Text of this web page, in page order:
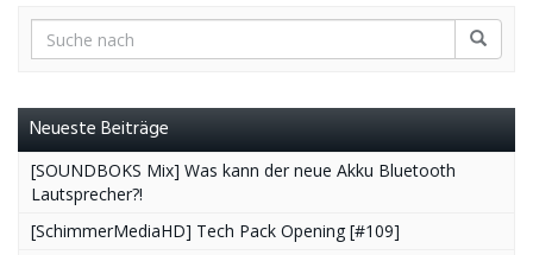
Neueste Beiträge
[SOUNDBOKS Mix] Was kann der neue Akku Bluetooth
Lautsprecher?!
[SchimmerMediaHD] Tech Pack Opening [#109]